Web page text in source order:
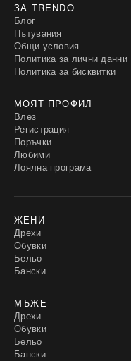
ЗА TRENDO
Блог
Пътувания
Общи условия
Политика за лични данни
Политика за бисквитки
МОЯТ ПРОФИЛ
Влез
Регистрация
Поръчки
Любими
Лоялна програма
ЖЕНИ
Дрехи
Обувки
Бельо
Бански
МЪЖЕ
Дрехи
Обувки
Бельо
Бански